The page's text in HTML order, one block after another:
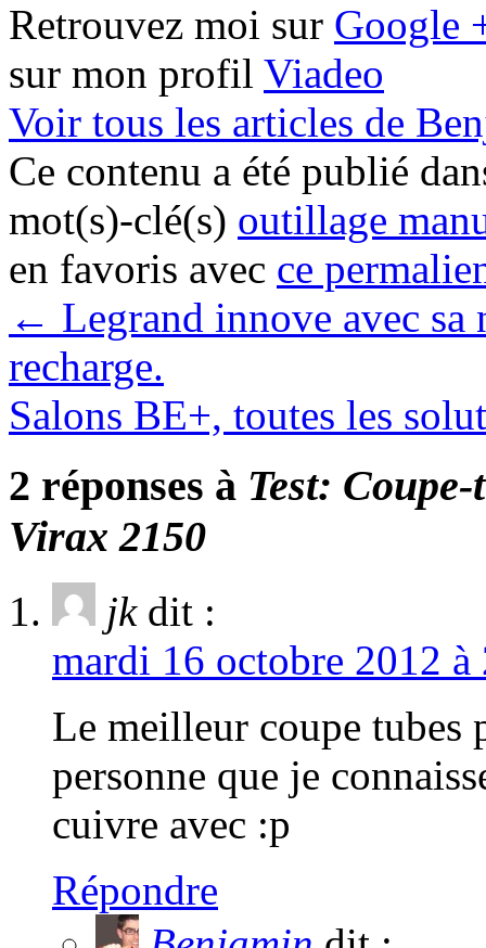
Retrouvez moi sur Google
sur mon profil Viadeo
Voir tous les articles de
Ce contenu a été publié
mot(s)-clé(s) outillage
en favoris avec ce
← Legrand innove avec
recharge.
Salons BE+, toutes les
2 réponses à Test:
Virax 2150
jk dit :
mardi 16 octobre 2012 à
Le meilleur coupe tubes
personne que je
cuivre avec :p
Répondre